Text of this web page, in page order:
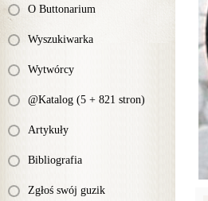
O Buttonarium
Wyszukiwarka
Wytwórcy
@Katalog (5 + 821 stron)
Artykuły
Bibliografia
Zgłoś swój guzik